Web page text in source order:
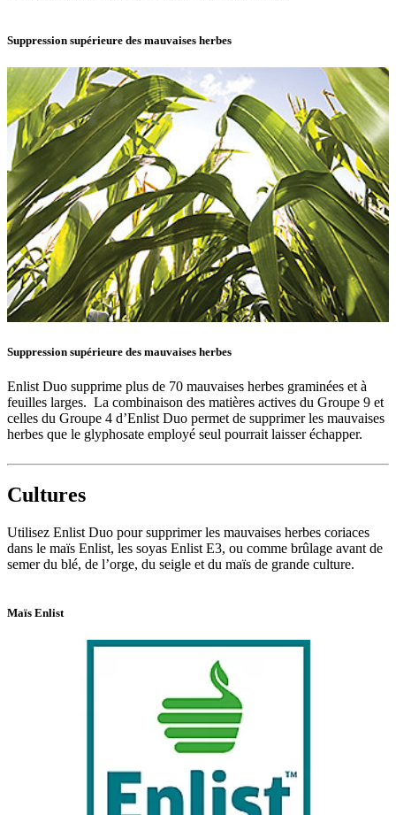
Suppression supérieure des mauvaises herbes
Suppression supérieure des mauvaises herbes
Enlist Duo supprime plus de 70 mauvaises herbes graminées et à
feuilles larges. La combinaison des matières actives du Groupe 9 et
celles du Groupe 4 d’Enlist Duo permet de supprimer les mauvaises
herbes que le glyphosate employé seul pourrait laisser échapper.
Cultures
Utilisez Enlist Duo pour supprimer les mauvaises herbes coriaces
dans le maïs Enlist, les soyas Enlist E3, ou comme brûlage avant de
semer du blé, de l’orge, du seigle et du maïs de grande culture.
Maïs Enlist